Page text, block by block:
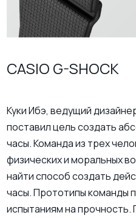
CASIO G-SHOCK
Куки Ибэ, ведущий
поставил цель создать
часы. Команда из трех
физических и моральных
найти способ создать
часы. Прототипы команды
испытаниям на